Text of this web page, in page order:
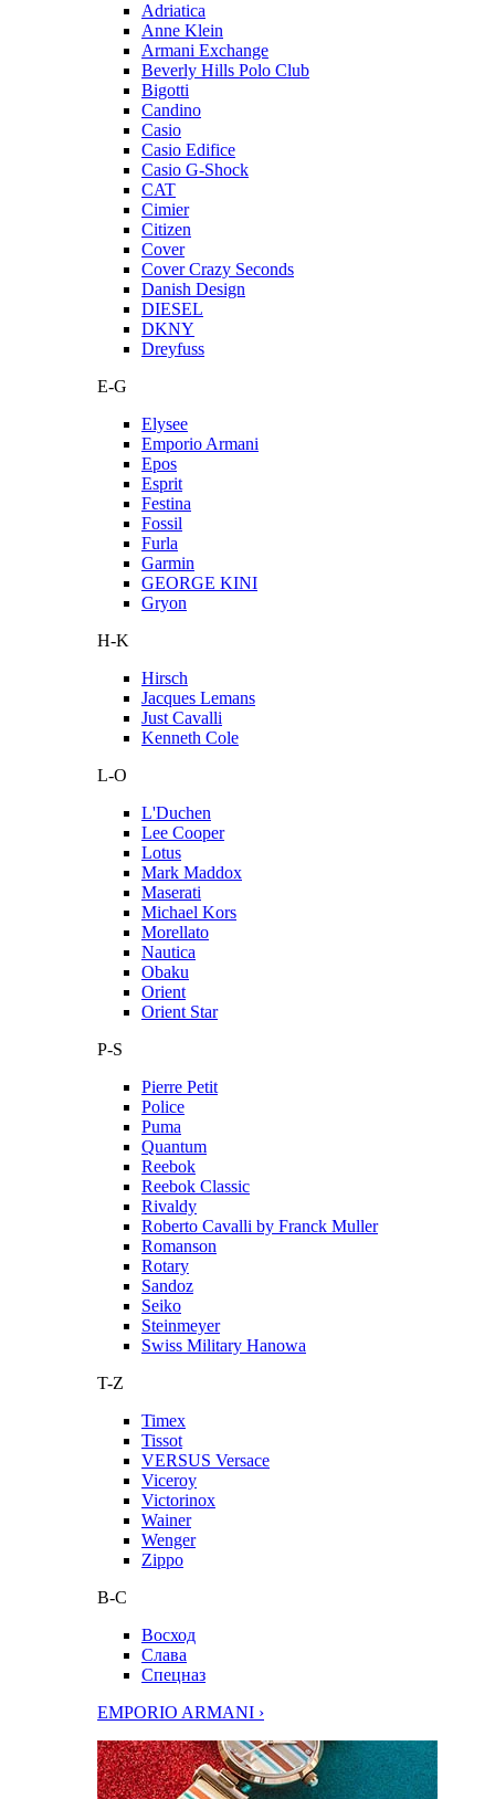
Adriatica
Anne Klein
Armani Exchange
Beverly Hills Polo Club
Bigotti
Candino
Casio
Casio Edifice
Casio G-Shock
CAT
Cimier
Citizen
Cover
Cover Crazy Seconds
Danish Design
DIESEL
DKNY
Dreyfuss
E-G
Elysee
Emporio Armani
Epos
Esprit
Festina
Fossil
Furla
Garmin
GEORGE KINI
Gryon
H-K
Hirsch
Jacques Lemans
Just Cavalli
Kenneth Cole
L-O
L'Duchen
Lee Cooper
Lotus
Mark Maddox
Maserati
Michael Kors
Morellato
Nautica
Obaku
Orient
Orient Star
P-S
Pierre Petit
Police
Puma
Quantum
Reebok
Reebok Classic
Rivaldy
Roberto Cavalli by Franck Muller
Romanson
Rotary
Sandoz
Seiko
Steinmeyer
Swiss Military Hanowa
T-Z
Timex
Tissot
VERSUS Versace
Viceroy
Victorinox
Wainer
Wenger
Zippo
В-С
Восход
Слава
Спецназ
EMPORIO ARMANI ›